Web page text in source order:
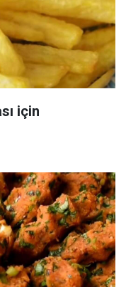
için